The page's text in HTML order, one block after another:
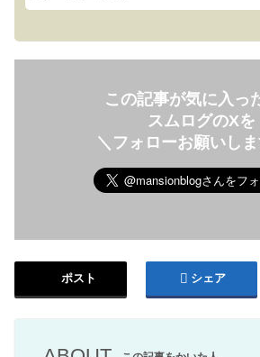
この記事が気に入っ
スムログのXを
＼フォローお願いし
ポスト シェア